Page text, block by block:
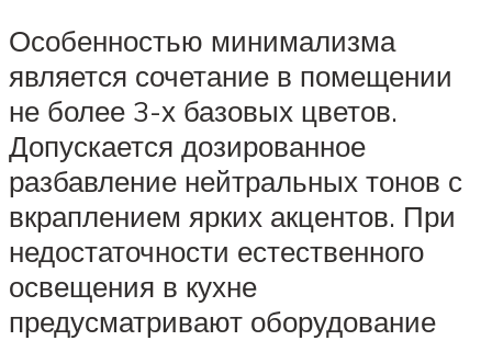
Особенностью минимализма
является сочетание в помещении
не более 3-х базовых цветов.
Допускается дозированное
разбавление нейтральных тонов с
вкраплением ярких акцентов. При
недостаточности естественного
освещения в кухне
предусматривают оборудование